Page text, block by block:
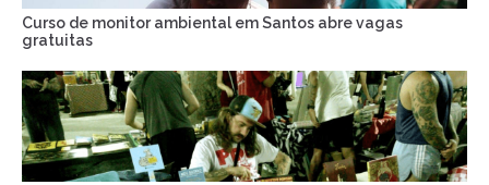
Curso de monitor ambiental em Santos abre vagas
gratuitas